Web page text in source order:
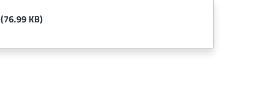
(76.99 KB)